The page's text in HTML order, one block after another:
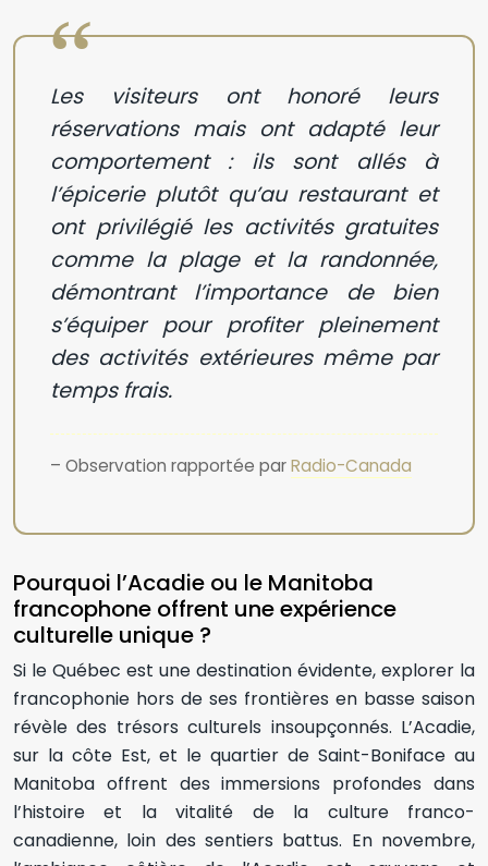
Les visiteurs ont honoré leurs
réservations mais ont adapté leur
comportement : ils sont allés à
l’épicerie plutôt qu’au restaurant et
ont privilégié les activités gratuites
comme la plage et la randonnée,
démontrant l’importance de bien
s’équiper pour profiter pleinement
des activités extérieures même par
temps frais.
– Observation rapportée parRadio-Canada
Pourquoi l’Acadie ou le Manitoba
francophone offrent une expérience
culturelle unique ?
Si le Québec est une destination évidente, explorer la
francophonie hors de ses frontières en basse saison
révèle des trésors culturels insoupçonnés. L’Acadie,
sur la côte Est, et le quartier de Saint-Boniface au
Manitoba offrent des immersions profondes dans
l’histoire et la vitalité de la culture franco-
canadienne, loin des sentiers battus. En novembre,